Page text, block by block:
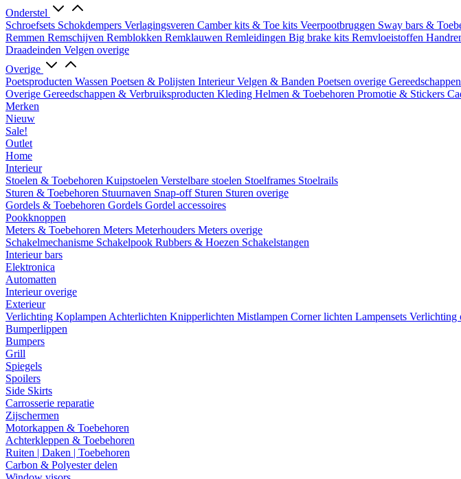
Onderstel
Schroefsets Schokdempers Verlagingsveren Camber kits & Toe kits Veerpootbruggen Sway bars &
Remmen Remschijven Remblokken Remklauwen Remleidingen Big brake kits Remvloeistoffen
Draadeinden Velgen overige
Overige
Poetsproducten Wassen Poetsen & Polijsten InterieurVelgen & Banden Poetsen overige
Overige Gereedschappen & Verbruiksproducten Kleding Helmen & Toebehoren Promotie & Stickers
Merken
Nieuw
Sale!
Outlet
Home
Interieur
Stoelen & Toebehoren Kuipstoelen Verstelbare stoelen Stoelframes Stoelrails
Sturen & Toebehoren Stuurnaven Snap-off Sturen Sturen overige
Gordels & Toebehoren Gordels Gordel accessoires
Pookknoppen
Meters & Toebehoren Meters Meterhouders Meters overige
Schakelmechanisme Schakelpook Rubbers & Hoezen Schakelstangen
Interieur bars
Elektronica
Automatten
Interieur overige
Exterieur
Verlichting Koplampen Achterlichten Knipperlichten Mistlampen Corner lichten Lampensets Verlichting
Bumperlippen
Bumpers
Grill
Spiegels
Spoilers
Side Skirts
Carrosserie reparatie
Zijschermen
Motorkappen & Toebehoren
Achterkleppen & Toebehoren
Ruiten | Daken | Toebehoren
Carbon & Polyester delen